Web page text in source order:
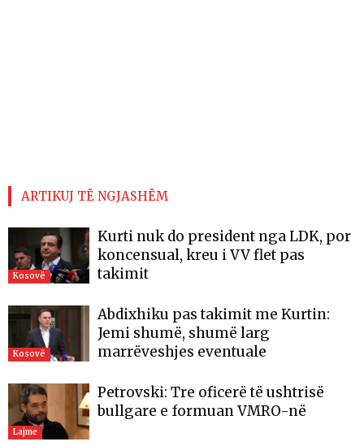
ARTIKUJ TË NGJASHËM
Kosovë
Kurti nuk do president nga LDK, por
koncensual, kreu i VV flet pas
takimit
Kosovë
Abdixhiku pas takimit me Kurtin:
Jemi shumë, shumë larg
marrëveshjes eventuale
Lajme
Petrovski: Tre oficerë të ushtrisë
bullgare e formuan VMRO-në